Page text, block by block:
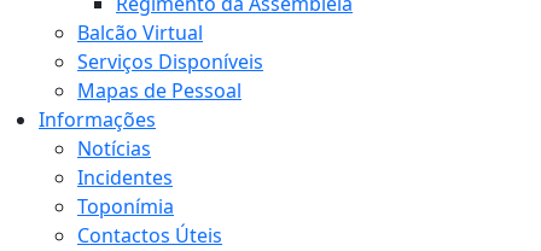
Balcão Virtual
Serviços Disponíveis
Mapas de Pessoal
Informações
Notícias
Incidentes
Toponímia
Contactos Úteis